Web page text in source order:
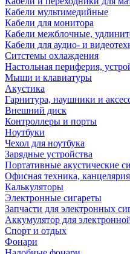
Кабели мультимедийные
Кабели для монитора
Кабели межблочные,
Кабели для аудио- и
Ситстемы охлаждения
Настольная периферия,
Мыши и клавиатуры
Акустика
Гарнитура, наушники и
Внешний диск
Контроллеры и порты
Ноутбуки
Чехол для ноутбука
Зарядные устройства
Портативные акустические
Офисная техника, канцелярия
Калькуляторы
Электронные сигареты
Запчасти для электронных
Аккумулятор для
Спорт и отдых
Фонари